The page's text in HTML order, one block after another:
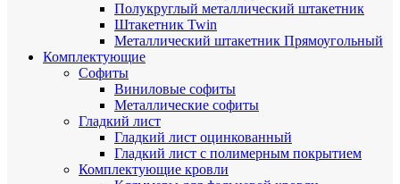
Полукруглый металлический штакетник
Штакетник Twin
Металлический штакетник Прямоугольный
Комплектующие
Cофиты
Виниловые софиты
Металлические софиты
Гладкий лист
Гладкий лист оцинкованный
Гладкий лист с полимерным покрытием
Комплектующие кровли